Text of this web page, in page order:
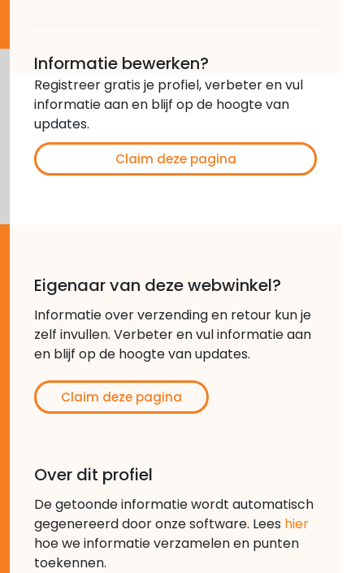
Informatie bewerken?
Registreer gratis je profiel, verbeter en vul
informatie aan en blijf op de hoogte van
updates.
Claim deze pagina
Eigenaar van deze webwinkel?
Informatie over verzending en retour kun je
zelf invullen. Verbeter en vul informatie aan
en blijf op de hoogte van updates.
Claim deze pagina
Over dit profiel
De getoonde informatie wordt automatisch
gegenereerd door onze software. Lees hier
hoe we informatie verzamelen en punten
toekennen.